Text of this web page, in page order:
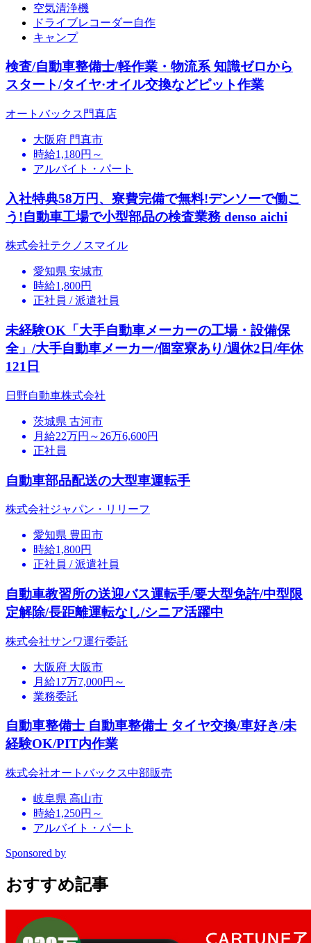
空気清浄機
ドライブレコーダー自作
キャンプ
検査/自動車整備士/軽作業・物流系 知識ゼロから
スタート/タイヤ·オイル交換などピット作業
オートバックス門真店
大阪府 門真市
時給1,180円～
アルバイト・パート
入社特典58万円、寮費完備で無料!デンソーで働こ
う!自動車工場で小型部品の検査業務 denso aichi
株式会社テクノスマイル
愛知県 安城市
時給1,800円
正社員 / 派遣社員
未経験OK「大手自動車メーカーの工場・設備保
全」/大手自動車メーカー/個室寮あり/週休2日/年休
121日
日野自動車株式会社
茨城県 古河市
月給22万円～26万6,600円
正社員
自動車部品配送の大型車運転手
株式会社ジャパン・リリーフ
愛知県 豊田市
時給1,800円
正社員 / 派遣社員
自動車教習所の送迎バス運転手/要大型免許/中型限
定解除/長距離運転なし/シニア活躍中
株式会社サンワ運行委託
大阪府 大阪市
月給17万7,000円～
業務委託
自動車整備士 自動車整備士 タイヤ交換/車好き/未
経験OK/PIT内作業
株式会社オートバックス中部販売
岐阜県 高山市
時給1,250円～
アルバイト・パート
Sponsored by
おすすめ記事